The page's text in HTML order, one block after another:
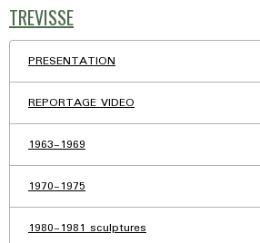
TREVISSE
PRESENTATION
REPORTAGE VIDEO
1963-1969
1970-1975
1980-1981 sculptures